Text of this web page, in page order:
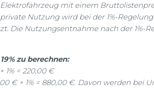
mit einem
Nutzung wird bei der 1%-
Die Nutzungsentnahme nach der 1%-
zu berechnen:
1% = 220,00 €
€ × 1% = 880,00 €. Davon werden bei